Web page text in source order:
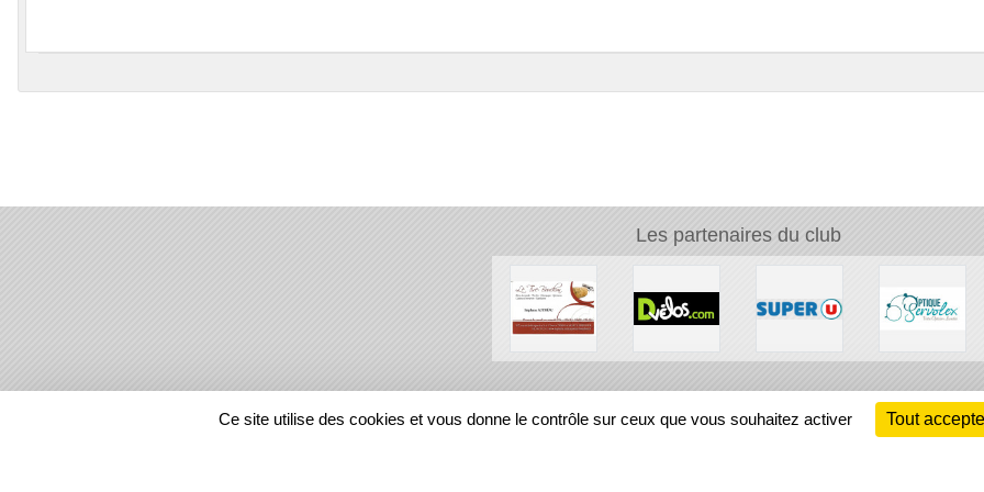
Les partenaires du club
REGIONS
Ce site utilise des cookies et vous donne le contrôle sur ceux que vous souhaitez activer Tout